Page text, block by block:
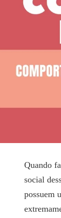
Quando
social
possuem